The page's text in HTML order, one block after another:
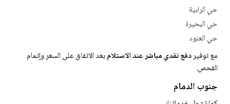
حي الرابية
حي البحيرة
حي العنود
مع توفيردفع نقدي مباشر عند الاستلامبعد الاتفاق على السعر وإتمام
الفحص.
جنوب الدمام